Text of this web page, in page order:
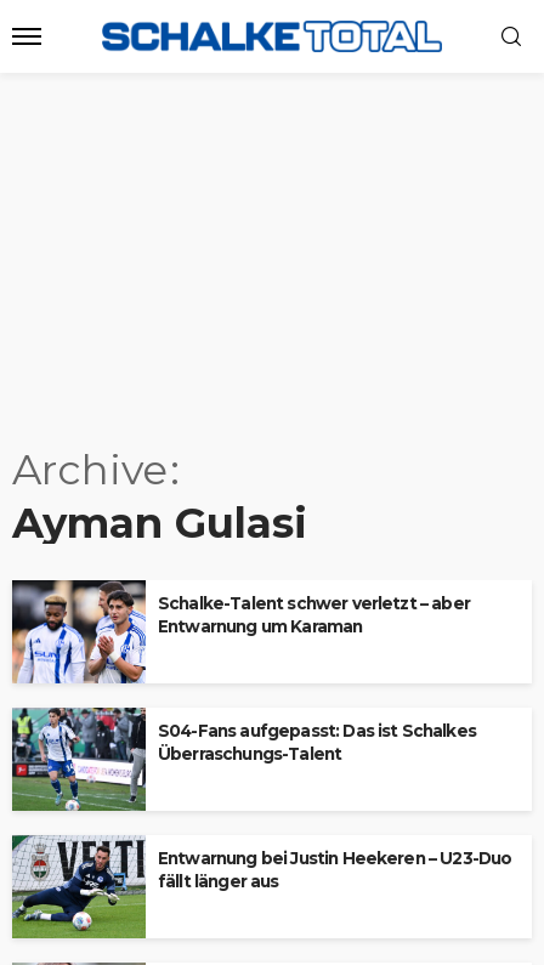
Archive
Ayman Gulasi
Schalke-Talent schwer verletzt – aber
Entwarnung um Karaman
S04-Fans aufgepasst: Das ist Schalkes
Überraschungs-Talent
Entwarnung bei Justin Heekeren – U23-Duo
fällt länger aus